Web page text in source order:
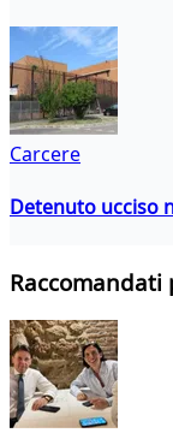
Carcere
Detenuto ucciso
Raccomandati